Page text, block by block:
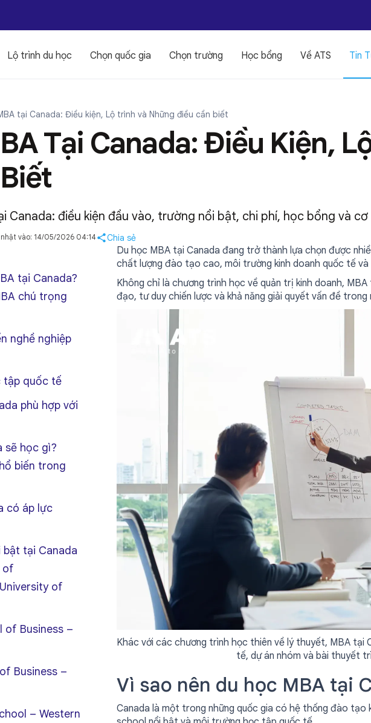
Lộ trình du học Chọn quốc gia Chọn trường Học bổng Về ATS Tin
tại Canada: Điều kiện, Lộ trình và Những điều cần biết
Tại Canada: Điều Kiện,
Canada: điều kiện đầu vào, trường nổi bật, chi phí, học bổng và
nhật vào: 14/05/2026 04:14 Chia sẻ
tại Canada?
chú trọng
nghề nghiệp
tập quốc tế
phù hợp với
sẽ học gì?
biến trong
có áp lực
tại Canada
of
of
of Business –
Business –
– Western
Du học MBA tại Canada đang trở thành lựa chọn được
chất lượng đào tạo cao, môi trường kinh doanh quốc tế
Không chỉ là chương trình học về quản trị kinh doanh,
đạo, tư duy chiến lược và khả năng giải quyết vấn đề
Khác với các chương trình học thiên về lý thuyết, MBA tại
tế, dự án nhóm và bài thuyết
Vì sao nên du học MBA tại
Canada là một trong những quốc gia có hệ thống đào tạo